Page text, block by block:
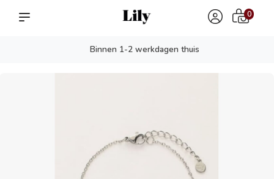
Binnen 1-2 werkdagen thuis
0